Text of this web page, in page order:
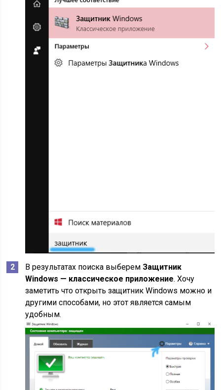
В результатах поиска выберем Защитник
Windows — классическое приложение. Хочу
заметить что открыть защитник Windows можно и
другими способами, но этот является самым
удобным.